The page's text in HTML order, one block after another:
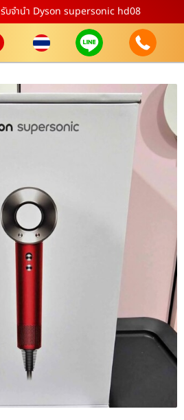
รับจำนำ Dyson supersonic hd08